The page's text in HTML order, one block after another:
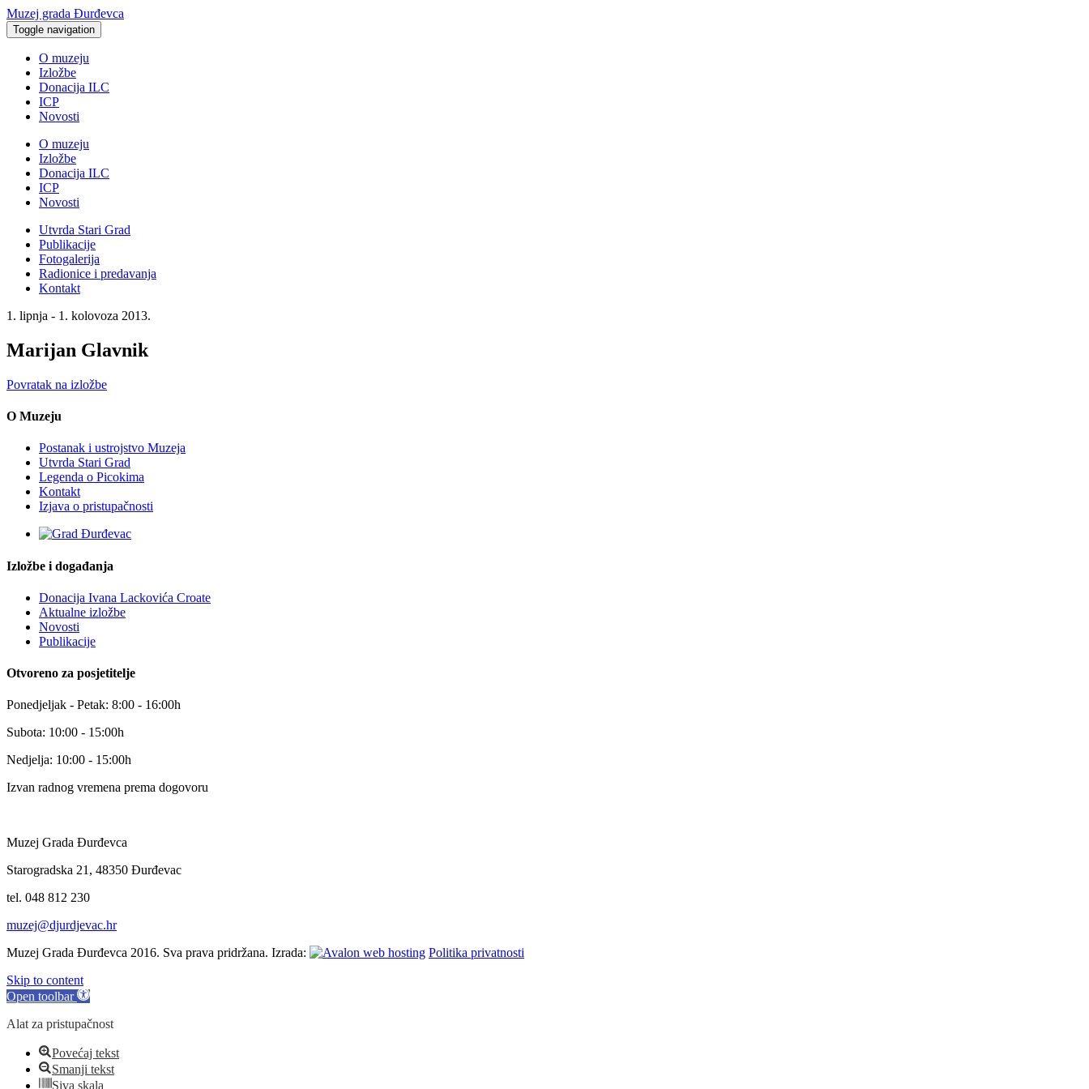
Muzej grada Đurđevca
Toggle navigation
O muzeju
Izložbe
Donacija ILC
ICP
Novosti
O muzeju
Izložbe
Donacija ILC
ICP
Novosti
Utvrda Stari Grad
Publikacije
Fotogalerija
Radionice i predavanja
Kontakt
1. lipnja - 1. kolovoza 2013.
Marijan Glavnik
Povratak na izložbe
O Muzeju
Postanak i ustrojstvo Muzeja
Utvrda Stari Grad
Legenda o Picokima
Kontakt
Izjava o pristupačnosti
Izložbe i događanja
Donacija Ivana Lackovića Croate
Aktualne izložbe
Novosti
Publikacije
Otvoreno za posjetitelje
Ponedjeljak - Petak: 8:00 - 16:00h
Subota: 10:00 - 15:00h
Nedjelja: 10:00 - 15:00h
Izvan radnog vremena prema dogovoru
Muzej Grada Đurđevca
Starogradska 21, 48350 Đurđevac
tel. 048 812 230
muzej@djurdjevac.hr
Muzej Grada Đurđevca 2016. Sva prava pridržana. Izrada:
Politika privatnosti
Skip to content
Open toolbar
Alat za pristupačnost
Povećaj tekst
Smanji tekst
Siva skala